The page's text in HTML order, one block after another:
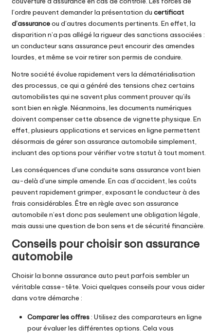
l’ordre peuvent demander la présentation du certificat
d’assuranceou d’autres documents pertinents. En effet, la
disparition n’a pas allégé la rigueur des sanctions associées :
un conducteur sans assurance peut encourir des amendes
lourdes, et même se voir retirer son permis de conduire.
Notre société évolue rapidement vers la dématérialisation
des processus, ce qui a généré des tensions chez certains
automobilistes qui ne savent plus comment prouver qu’ils
sont bien en règle. Néanmoins, les documents numériques
doivent compenser cette absence de vignette physique. En
effet, plusieurs applications et services en ligne permettent
désormais de gérer son assurance automobile simplement,
incluant des options pour vérifier votre statut à tout moment.
Les conséquences d’une conduite sans assurance vont bien
au-delà d’une simple amende. En cas d’accident, les coûts
peuvent rapidement grimper, exposant le conducteur à des
frais considérables. Être en règle avec son assurance
automobile n’est donc pas seulement une obligation légale,
mais aussi une question de bon sens et de sécurité financière.
Conseils pour choisir son assurance
automobile
Choisir la bonne assurance auto peut parfois sembler un
véritable casse-tête. Voici quelques conseils pour vous aider
dans votre démarche :
Comparer les offres: Utilisez des comparateurs en ligne
pour évaluer les différentes options. Cela vous